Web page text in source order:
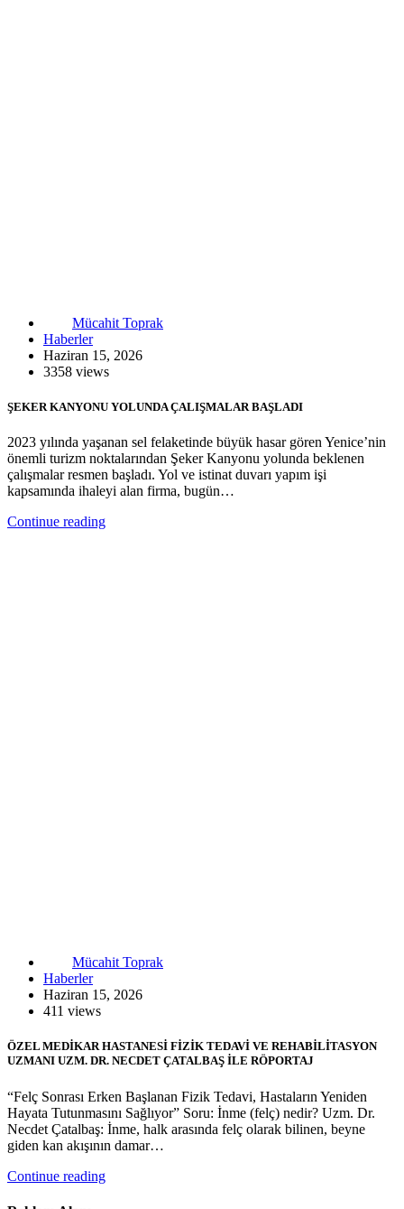
Mücahit Toprak
Haberler
Haziran 15, 2026
3358 views
ŞEKER KANYONU YOLUNDA ÇALIŞMALAR BAŞLADI
2023 yılında yaşanan sel felaketinde büyük hasar gören Yenice’nin
önemli turizm noktalarından Şeker Kanyonu yolunda beklenen
çalışmalar resmen başladı. Yol ve istinat duvarı yapım işi
kapsamında ihaleyi alan firma, bugün…
Continue reading
Mücahit Toprak
Haberler
Haziran 15, 2026
411 views
ÖZEL MEDİKAR HASTANESİ FİZİK TEDAVİ VE REHABİLİTASYON
UZMANI UZM. DR. NECDET ÇATALBAŞ İLE RÖPORTAJ
“Felç Sonrası Erken Başlanan Fizik Tedavi, Hastaların Yeniden
Hayata Tutunmasını Sağlıyor” Soru: İnme (felç) nedir? Uzm. Dr.
Necdet Çatalbaş: İnme, halk arasında felç olarak bilinen, beyne
giden kan akışının damar…
Continue reading